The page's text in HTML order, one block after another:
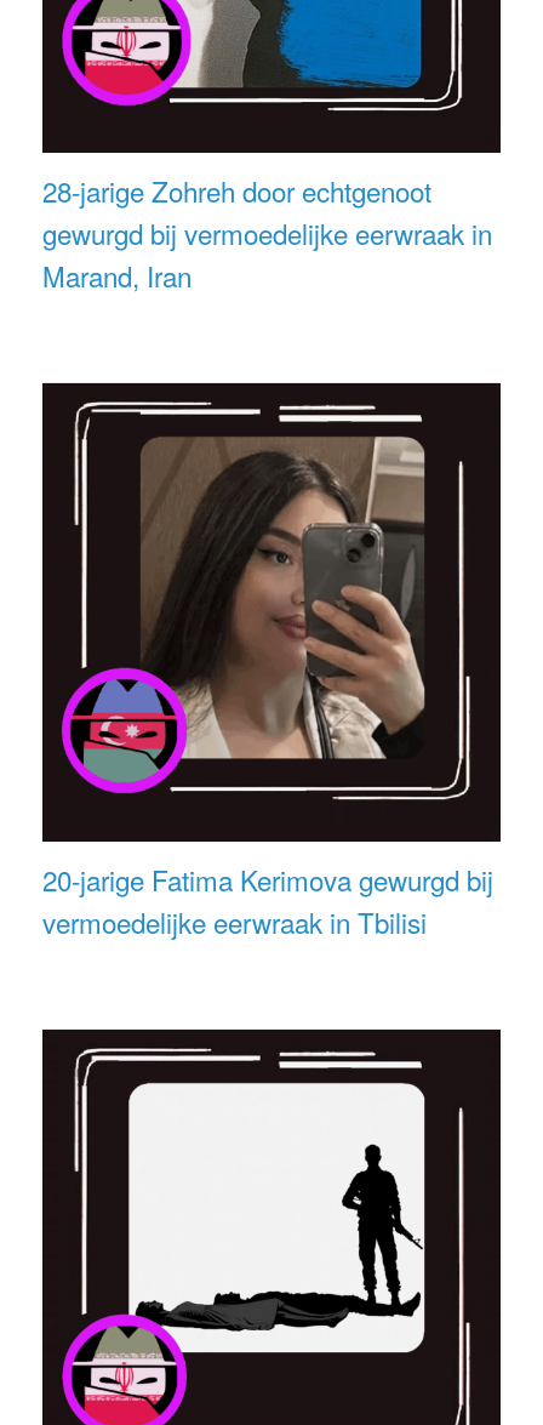
28-jarige Zohreh door echtgenoot
gewurgd bij vermoedelijke eerwraak in
Marand, Iran
20-jarige Fatima Kerimova gewurgd bij
vermoedelijke eerwraak in Tbilisi